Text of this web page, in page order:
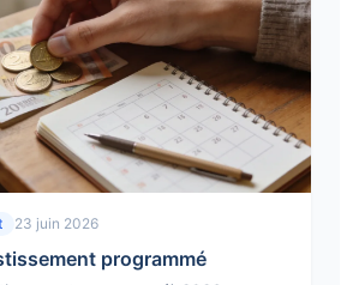
23 juin 2026
programmé